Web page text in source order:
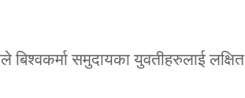
बिश्वकर्मा समुदायका युवतीहरुलाई लक्षित